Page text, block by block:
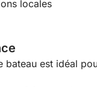
locales
bateau est idéal